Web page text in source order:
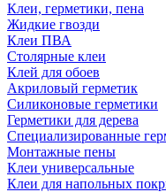
Клеи, герметики, пена
Жидкие гвозди
Клеи ПВА
Столярные клеи
Клей для обоев
Акриловый герметик
Силиконовые герметики
Герметики для дерева
Специализированные
Монтажные пены
Клеи универсальные
Клеи для напольных